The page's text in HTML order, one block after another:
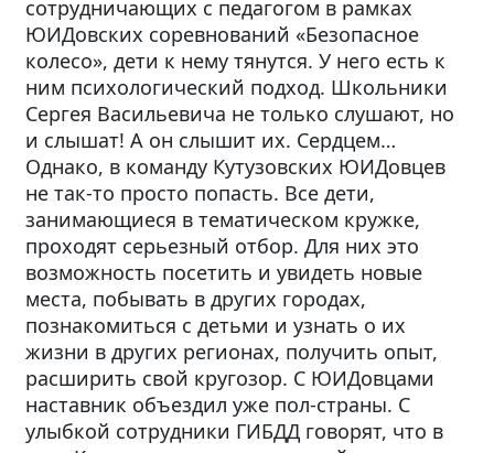
сотрудничающих с педагогом в рамках
ЮИДовских соревнований «Безопасное
колесо», дети к нему тянутся. У него есть к
ним психологический подход. Школьники
Сергея Васильевича не только слушают, но
и слышат! А он слышит их. Сердцем…
Однако, в команду Кутузовских ЮИДовцев
не так-то просто попасть. Все дети,
занимающиеся в тематическом кружке,
проходят серьезный отбор. Для них это
возможность посетить и увидеть новые
места, побывать в других городах,
познакомиться с детьми и узнать о их
жизни в других регионах, получить опыт,
расширить свой кругозор. С ЮИДовцами
наставник объездил уже пол-страны. С
улыбкой сотрудники ГИБДД говорят, что в